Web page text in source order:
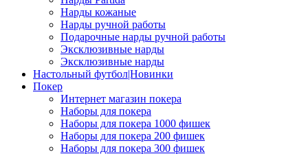
Нарды кожаные
Нарды ручной работы
Подарочные нарды ручной работы
Эксклюзивные нарды
Эксклюзивные нарды
Настольный футбол|Новинки
Покер
Интернет магазин покера
Наборы для покера
Наборы для покера 1000 фишек
Наборы для покера 200 фишек
Наборы для покера 300 фишек